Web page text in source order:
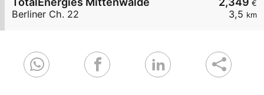
€
3,5 km
Berliner Ch. 22